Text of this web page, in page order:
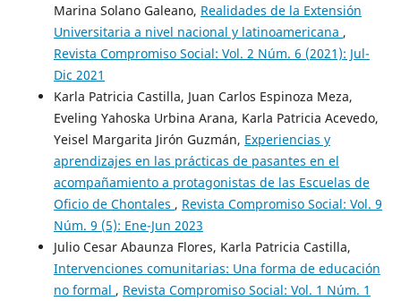
Marina Solano Galeano, Realidades de la Extensión
Universitaria a nivel nacional y latinoamericana ,
Revista Compromiso Social: Vol. 2 Núm. 6 (2021): Jul-
Dic 2021
Karla Patricia Castilla, Juan Carlos Espinoza Meza,
Eveling Yahoska Urbina Arana, Karla Patricia Acevedo,
Yeisel Margarita Jirón Guzmán, Experiencias y
aprendizajes en las prácticas de pasantes en el
acompañamiento a protagonistas de las Escuelas de
Oficio de Chontales , Revista Compromiso Social: Vol. 9
Núm. 9 (5): Ene-Jun 2023
Julio Cesar Abaunza Flores, Karla Patricia Castilla,
Intervenciones comunitarias: Una forma de educación
no formal , Revista Compromiso Social: Vol. 1 Núm. 1